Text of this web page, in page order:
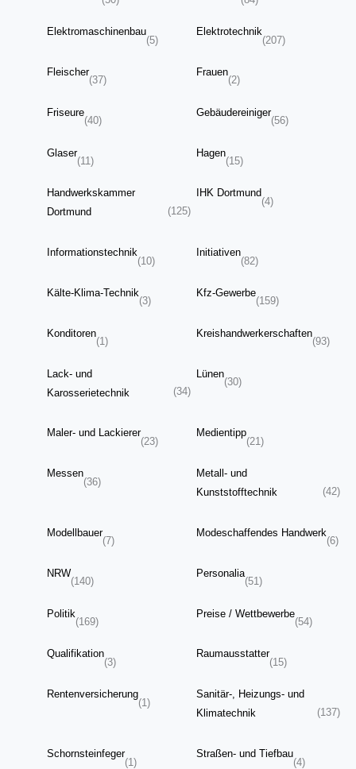
Elektromaschinenbau
(5)
Elektrotechnik
(207)
Fleischer
(37)
Frauen
(2)
Friseure
(40)
Gebäudereiniger
(56)
Glaser
(11)
Hagen
(15)
Handwerkskammer
Dortmund
(125)
IHK Dortmund
(4)
Informationstechnik
(10)
Initiativen
(82)
Kälte-Klima-Technik
(3)
Kfz-Gewerbe
(159)
Konditoren
(1)
Kreishandwerkerschaften
(93)
Lack- und
Karosserietechnik
(34)
Lünen
(30)
Maler- und Lackierer
(23)
Medientipp
(21)
Messen
(36)
Metall- und
Kunststofftechnik
(42)
Modellbauer
(7)
Modeschaffendes Handwerk
(6)
NRW
(140)
Personalia
(51)
Politik
(169)
Preise / Wettbewerbe
(54)
Qualifikation
(3)
Raumausstatter
(15)
Rentenversicherung
(1)
Sanitär-, Heizungs- und
Klimatechnik
(137)
Schornsteinfeger
(1)
Straßen- und Tiefbau
(4)